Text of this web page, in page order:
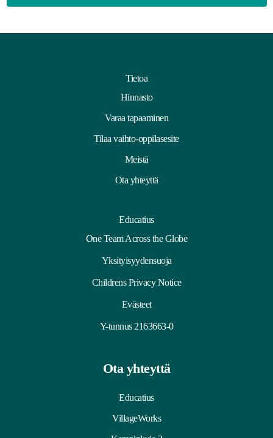
Tietoa
Hinnasto
Varaa tapaaminen
Tilaa vaihto-oppilasesite
Meistä
Ota yhteyttä
Educatius
One Team Across the Globe
Yksityisyydensuoja
Childrens Privacy Notice
Evästeet
Y-tunnus 2163663-0
Ota yhteyttä
Educatius
VillageWorks